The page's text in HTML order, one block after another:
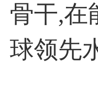
骨干,在
球领先